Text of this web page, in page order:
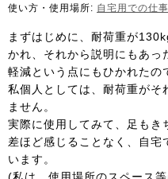
使い方・使用場所: 自宅用での仕
まずはじめに、耐荷重が
かれ、それから説明にもあっ
軽減という点にもひかれたの
私個人としては、耐荷重がそ
ません。
実際に使用してみて、足もき
差ほど感じることなく、自宅
います。
(私は、使用場所のスペース